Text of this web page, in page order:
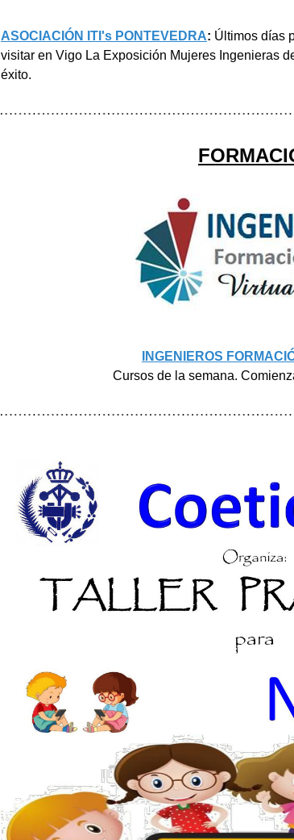
ASOCIACIÓN ITI's PONTEVEDRA: Últimos días
visitar en Vigo La Exposición Mujeres Ingenieras
éxito.
INGENIEROS
Cursos de la semana.